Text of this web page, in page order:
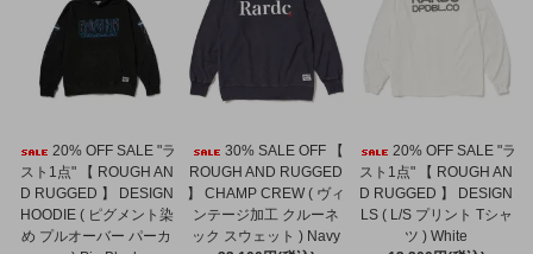
20% OFF SALE "ラ
スト1点" 【 ROUGH AN
D RUGGED 】 DESIGN
HOODIE ( ピグメント染
め プルオーバー パーカ
30% SALE OFF 【
ROUGH AND RUGGED
】 CHAMP CREW ( ヴィ
ンテージ加工 クルーネ
ック スウェット ) Navy
20% OFF SALE "ラ
スト1点" 【 ROUGH AN
D RUGGED 】 DESIGN
LS ( L/S プリント Tシャ
ツ ) White